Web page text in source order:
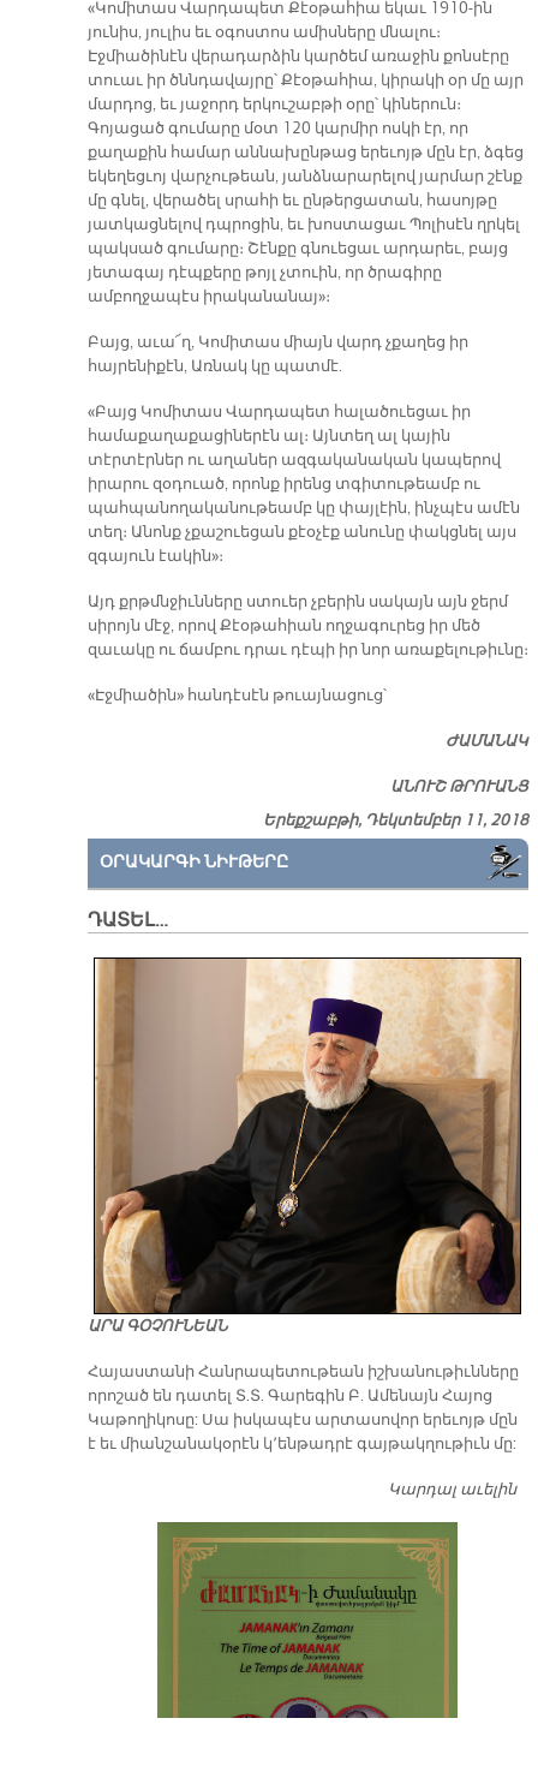
«Կոմիտաս Վարդապետ Քէօթահիա եկաւ 1910-ին
յունիս, յուլիս եւ օգոստոս ամիսները մնալու։
Էջմիածինէն վերադարձին կարծեմ առաջին քոնսէրը
տուաւ իր ծննդավայրը՝ Քէօթահիա, կիրակի օր մը այր
մարդոց, եւ յաջորդ երկուշաբթի օրը՝ կիներուն։
Գոյացած գումարը մօտ 120 կարմիր ոսկի էր, որ
քաղաքին համար աննախընթաց երեւոյթ մըն էր, ձգեց
եկեղեցւոյ վարչութեան, յանձնարարելով յարմար շէնք
մը գնել, վերածել սրահի եւ ընթերցատան, հասոյթը
յատկացնելով դպրոցին, եւ խոստացաւ Պոլիսէն ղրկել
պակսած գումարը։ Շէնքը գնուեցաւ արդարեւ, բայց
յետագայ դէպքերը թոյլ չտուին, որ ծրագիրը
ամբողջապէս իրականանայ»։
Բայց, աւա՜ղ, Կոմիտաս միայն վարդ չքաղեց իր
հայրենիքէն, Առնակ կը պատմէ.
«Բայց Կոմիտաս Վարդապետ հալածուեցաւ իր
համաքաղաքացիներէն ալ։ Այնտեղ ալ կային
տէրտէրներ ու աղաներ ազգականական կապերով
իրարու զօդուած, որոնք իրենց տգիտութեամբ ու
պահպանողականութեամբ կը փայլէին, ինչպէս ամէն
տեղ։ Անոնք չքաշուեցան քէօչէք անունը փակցնել այս
զգայուն էակին»։
Այդ քրթմնջիւնները ստուեր չբերին սակայն այն ջերմ
սիրոյն մէջ, որով Քէօթահիան ողջագուրեց իր մեծ
զաւակը ու ճամբու դրաւ դէպի իր նոր առաքելութիւնը։
«Էջմիածին» հանդէսէն թուայնացուց՝
ԺԱՄԱՆԱԿ
ԱՆՈՒՇ ԹՐՈՒԱՆՑ
Երեքշաբթի, Դեկտեմբեր 11, 2018
ՕՐԱԿԱՐԳԻ ՆԻՒԹԵՐԸ
ԴԱՏԵԼ…
ԱՐԱ ԳՕՉՈՒՆԵԱՆ
​Հայաստանի Հանրապետութեան իշխանութիւնները
որոշած են դատել Տ.Տ. Գարեգին Բ. Ամենայն Հայոց
Կաթողիկոսը: Սա իսկապէս արտասովոր երեւոյթ մըն
է եւ միանշանակօրէն կ՚ենթադրէ գայթակղութիւն մը:
Կարդալ աւելին